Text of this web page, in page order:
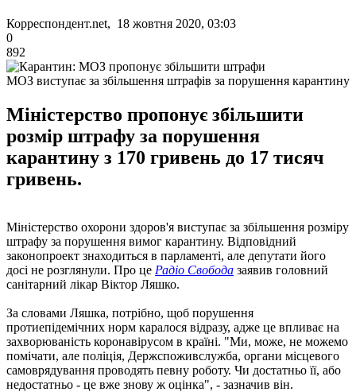
Корреспондент.net, 18 жовтня 2020, 03:03
0
892
МОЗ виступає за збільшення штрафів за порушення карантину
Міністерство пропонує збільшити
розмір штрафу за порушення
карантину з 170 гривень до 17 тисяч
гривень.
Міністерство охорони здоров'я виступає за збільшення розміру
штрафу за порушення вимог карантину. Відповідний
законопроект знаходиться в парламенті, але депутати його
досі не розглянули. Про це Радіо Свобода заявив головний
санітарний лікар Віктор Ляшко.
За словами Ляшка, потрібно, щоб порушення
протиепідемічних норм каралося відразу, адже це впливає на
захворюваність коронавірусом в країні. "Ми, може, не можемо
помічати, але поліція, Держспоживслужба, органи місцевого
самоврядування проводять певну роботу. Чи достатньо її, або
недостатньо - це вже знову ж оцінка", - зазначив він.